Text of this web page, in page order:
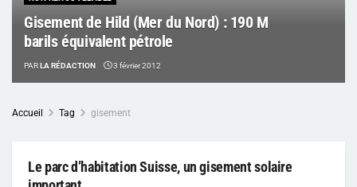
Gisement de Hild (Mer du Nord) : 190 M
barils équivalent pétrole
PARLA RÉDACTION 3 février 2012
Accueil Tag gisement
Le parc d’habitation Suisse, un gisement solaire